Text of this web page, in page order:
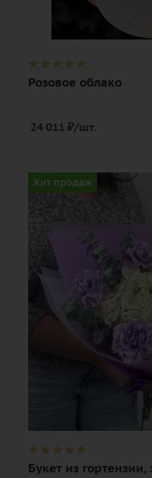
Розовое облако
24 011 ₽/шт.
Хит продаж
Цвет
белый, фиолетовый
Описание
гвоздика (диантус),
эвкалипт, лента,
упаковка
Букет из